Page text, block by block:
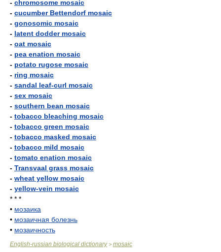
- chromosome mosaic
- cucumber Bettendorf mosaic
- gonosomic mosaic
- latent dodder mosaic
- oat mosaic
- pea enation mosaic
- potato rugose mosaic
- ring mosaic
- sandal leaf-curl mosaic
- sex mosaic
- southern bean mosaic
- tobacco bleaching mosaic
- tobacco green mosaic
- tobacco masked mosaic
- tobacco mild mosaic
- tomato enation mosaic
- Transvaal grass mosaic
- wheat yellow mosaic
- yellow-vein mosaic
* * *
• мозаика
• мозаичная болезнь
• мозаичность
English-russian biological dictionary> mosaic